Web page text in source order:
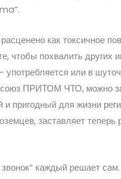
как токсичное
чтобы похвалить других
или в
союз ПРИТОМ ЧТО,
пригодный для жизни
заставляет
каждый решает